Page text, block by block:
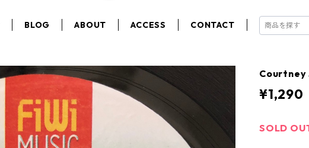
BLOG ABOUT ACCESS CONTACT
Courtney
¥1,290
SOLD